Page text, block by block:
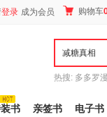
登录 成为会员 购物车
热搜: 多多罗
书 亲签书 电子书